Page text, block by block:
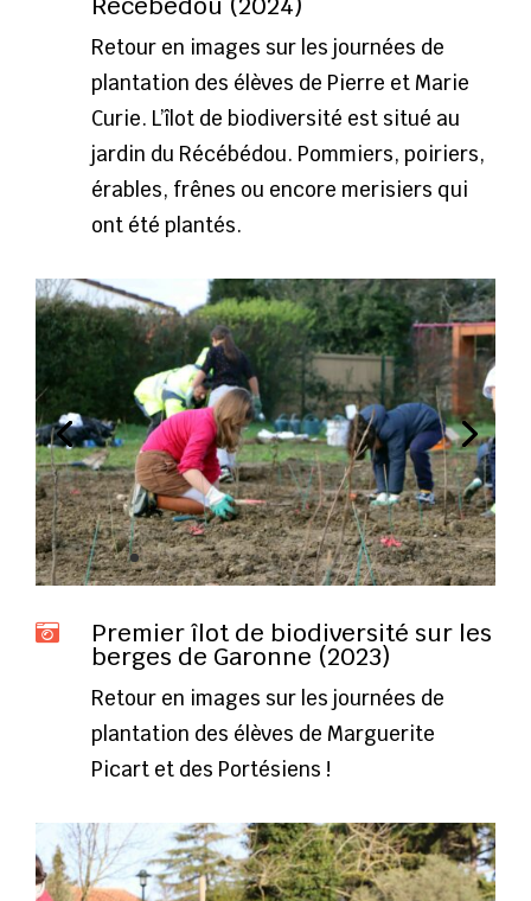
Retour en images sur les journées de
plantation des élèves de Pierre et Marie
Curie. L’îlot de biodiversité est situé au
jardin du Récébédou. Pommiers, poiriers,
érables, frênes ou encore merisiers qui
ont été plantés.
 Premier îlot de biodiversité sur les
berges de Garonne (2023)
Retour en images sur les journées de
plantation des élèves de Marguerite
Picart et des Portésiens !